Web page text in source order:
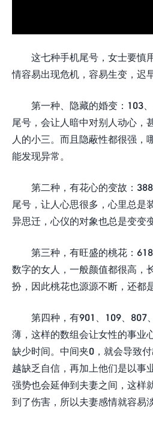
这七种手机尾号，女士要慎
情容易出现危机，容易生变，迟
第一种、隐藏的婚变：103
尾号，会让人暗中对别人动心，
人的小三。而且隐蔽性都很强，
能发现异常。
第二种，有花心的变故：
尾号，让人心思很多，心里总是
异思迁，心仪的对象也总是变变变
第三种，有旺盛的桃花：
数字的女人，一般颜值都很高，
扮，因此桃花也源源不断，还都
第四种，有901、109、807
薄，这样的数组会让女性的事业
缺少时间。中间夹0，就会导致
越缺乏自信，再加上他们是以事
强势也会延伸到夫妻之间，这样
到了伤害，所以夫妻感情就容易